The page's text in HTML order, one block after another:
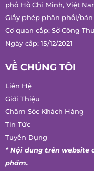
phố Hồ Chí Minh, Việt
Giấy phép phân phối/bán
Cơ quan cấp: Sở Công
Ngày cấp: 15/12/2021
VỀ CHÚNG TÔI
Liên Hệ
Giới Thiệu
Chăm Sóc Khách Hàng
Tin Tức
Tuyển Dụng
* Nội dung trên website
phẩm.